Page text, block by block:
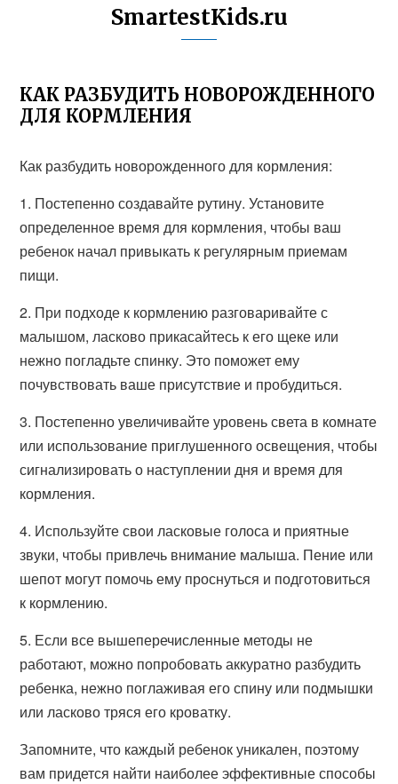
SmartestKids.ru
КАК РАЗБУДИТЬ НОВОРОЖДЕННОГО
ДЛЯ КОРМЛЕНИЯ
Как разбудить новорожденного для кормления:
1. Постепенно создавайте рутину. Установите
определенное время для кормления, чтобы ваш
ребенок начал привыкать к регулярным приемам
пищи.
2. При подходе к кормлению разговаривайте с
малышом, ласково прикасайтесь к его щеке или
нежно погладьте спинку. Это поможет ему
почувствовать ваше присутствие и пробудиться.
3. Постепенно увеличивайте уровень света в комнате
или использование приглушенного освещения, чтобы
сигнализировать о наступлении дня и время для
кормления.
4. Используйте свои ласковые голоса и приятные
звуки, чтобы привлечь внимание малыша. Пение или
шепот могут помочь ему проснуться и подготовиться
к кормлению.
5. Если все вышеперечисленные методы не
работают, можно попробовать аккуратно разбудить
ребенка, нежно поглаживая его спину или подмышки
или ласково тряся его кроватку.
Запомните, что каждый ребенок уникален, поэтому
вам придется найти наиболее эффективные способы